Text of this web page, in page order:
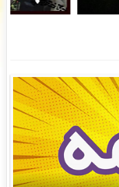
شما صادر گردید برای دریافت
شما صادر گردید برای دریافت